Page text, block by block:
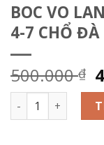
BOC VO
4-7 CHỔ ĐÀ
500.000₫
BOC VO LANG